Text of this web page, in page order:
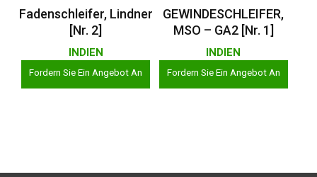
Weiterlesen
Fadenschleifer, Lindner
[Nr. 2]
INDIEN
Fordern Sie Ein Angebot An
Weiterlesen
GEWINDESCHLEIFER,
MSO – GA2 [Nr. 1]
INDIEN
Fordern Sie Ein Angebot An